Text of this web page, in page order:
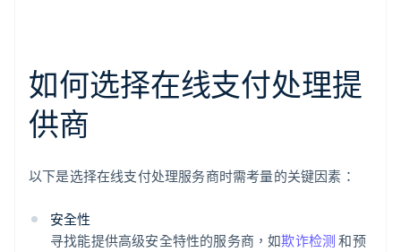
如何选择在线支付处理提
供商
以下是选择在线支付处理服务商时需考量的关键因素：
安全性
寻找能提供高级安全特性的服务商，如欺诈检测 和预